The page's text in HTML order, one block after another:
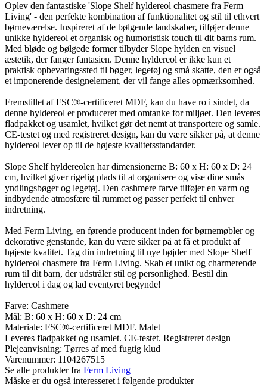
Oplev den fantastiske 'Slope Shelf hyldereol chasmere fra Ferm
Living' - den perfekte kombination af funktionalitet og stil til ethvert
børneværelse. Inspireret af de bølgende landskaber, tilføjer denne
unikke hyldereol et organisk og humoristisk touch til dit barns rum.
Med bløde og bølgede former tilbyder Slope hylden en visuel
æstetik, der fanger fantasien. Denne hyldereol er ikke kun et
praktisk opbevaringssted til bøger, legetøj og små skatte, den er også
et imponerende designelement, der vil fange alles opmærksomhed.
Fremstillet af FSC®-certificeret MDF, kan du have ro i sindet, da
denne hyldereol er produceret med omtanke for miljøet. Den leveres
fladpakket og usamlet, hvilket gør det nemt at transportere og samle.
CE-testet og med registreret design, kan du være sikker på, at denne
hyldereol lever op til de højeste kvalitetsstandarder.
Slope Shelf hyldereolen har dimensionerne B: 60 x H: 60 x D: 24
cm, hvilket giver rigelig plads til at organisere og vise dine smås
yndlingsbøger og legetøj. Den cashmere farve tilføjer en varm og
indbydende atmosfære til rummet og passer perfekt til enhver
indretning.
Med Ferm Living, en førende producent inden for børnemøbler og
dekorative genstande, kan du være sikker på at få et produkt af
højeste kvalitet. Tag din indretning til nye højder med Slope Shelf
hyldereol chasmere fra Ferm Living. Skab et unikt og charmerende
rum til dit barn, der udstråler stil og personlighed. Bestil din
hyldereol i dag og lad eventyret begynde!
Farve: Cashmere
Mål: B: 60 x H: 60 x D: 24 cm
Materiale: FSC®-certificeret MDF. Malet
Leveres fladpakket og usamlet. CE-testet. Registreret design
Plejeanvisning: Tørres af med fugtig klud
Varenummer: 1104267515
Se alle produkter fra Ferm Living
Måske er du også interesseret i følgende produkter